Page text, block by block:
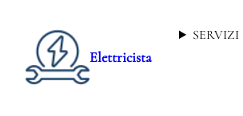
Elettricista
SERVIZI